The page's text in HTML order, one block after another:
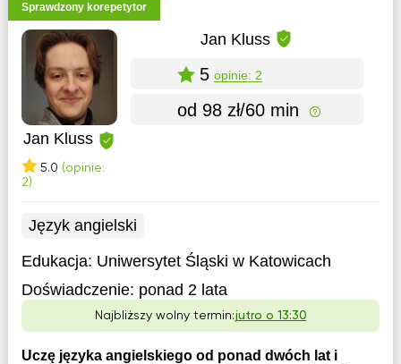
Sprawdzony korepetytor
Jan Kluss
5.0 (opinie:
2)
Jan Kluss
5 opinie: 2
od 98 zł/60 min
Język angielski
Edukacja: Uniwersytet Śląski w Katowicach
Doświadczenie: ponad 2 lata
Najbliższy wolny termin:jutro o 13:30
Uczę języka angielskiego od ponad dwóch lat i